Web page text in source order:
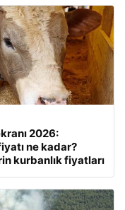
2026:
ne kadar?
kurbanlık fiyatları